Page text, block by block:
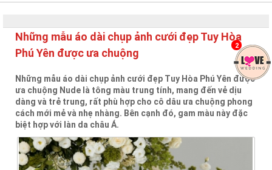
Những mẫu áo dài chụp ảnh cưới đẹp Tuy Hòa
Phú Yên được ưa chuộng
Những mẫu áo dài chụp ảnh cưới đẹp Tuy Hòa Phú Yên được
ưa chuộng Nude là tông màu trung tính, mang đến vẻ dịu
dàng và trẻ trung, rất phù hợp cho cô dâu ưa chuộng phong
cách mới mẻ và nhẹ nhàng. Bên cạnh đó, gam màu này đặc
biệt hợp với làn da châu Á.
2